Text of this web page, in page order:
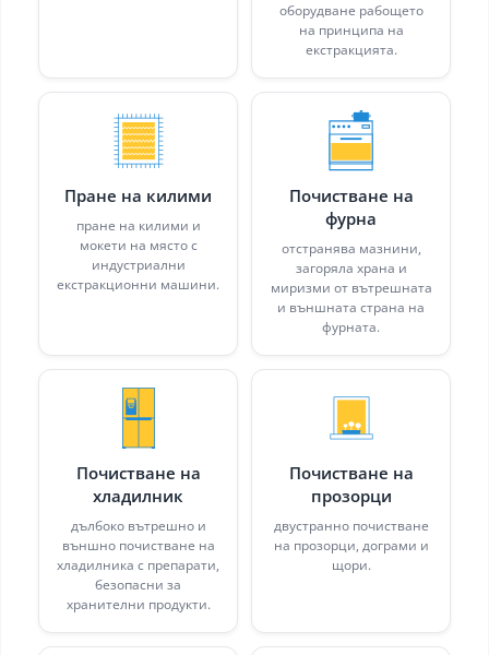
оборудване рабощето
на принципа на
екстракцията.
Пране на килими
пране на килими и
мокети на място с
индустриални
екстракционни машини.
Почистване на
фурна
отстранява мазнини,
загоряла храна и
миризми от вътрешната
и външната страна на
фурната.
Почистване на
хладилник
дълбоко вътрешно и
външно почистване на
хладилника с препарати,
безопасни за
хранителни продукти.
Почистване на
прозорци
двустранно почистване
на прозорци, дограми и
щори.